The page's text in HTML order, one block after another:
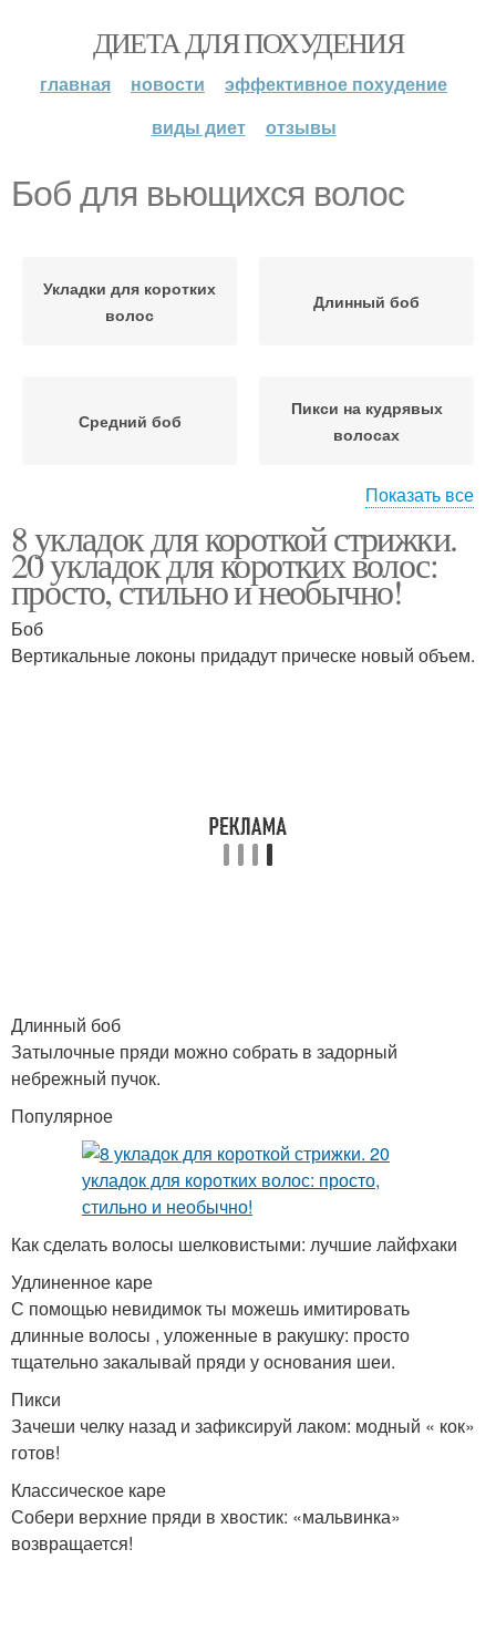
ДИЕТА ДЛЯ ПОХУДЕНИЯ
главная новости
эффективное похудение
виды диет
отзывы
Боб для вьющихся волос
Укладки для коротких
волос
Длинный боб
Средний боб
Пикси на кудрявых
волосах
волосы
Показать все
8 укладок для короткой стрижки.
20 укладок для коротких волос:
просто, стильно и необычно!
Боб
Вертикальные локоны придадут прическе новый объем.
Длинный боб
Затылочные пряди можно собрать в задорный
небрежный пучок.
Популярное
Как сделать волосы шелковистыми: лучшие лайфхаки
Удлиненное каре
С помощью невидимок ты можешь имитировать
длинные волосы , уложенные в ракушку: просто
тщательно закалывай пряди у основания шеи.
Пикси
Зачеши челку назад и зафиксируй лаком: модный « кок»
готов!
Классическое каре
Собери верхние пряди в хвостик: «мальвинка»
возвращается!